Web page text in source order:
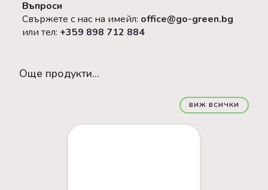
Въпроси
Свържете с нас на имейл: office@go-green.bg
или тел: +359 898 712 884
Oще продукти...
ВИЖ ВСИЧКИ